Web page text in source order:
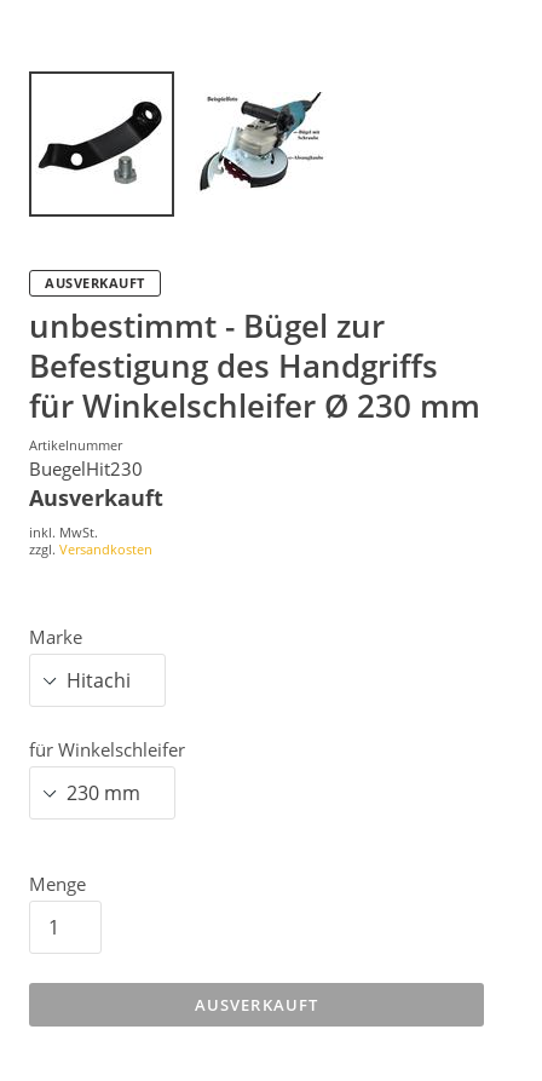
AUSVERKAUFT
unbestimmt - Bügel zur
Befestigung des Handgriffs
für Winkelschleifer Ø 230 mm
Artikelnummer
BuegelHit230
Ausverkauft
inkl. MwSt.
zzgl. Versandkosten
Marke
für Winkelschleifer
Menge
AUSVERKAUFT